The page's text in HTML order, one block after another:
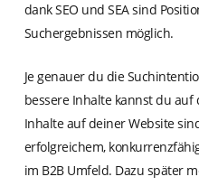
dank SEO und SEA sind
Suchergebnissen möglich.
Je genauer du die
bessere Inhalte kannst du
Inhalte auf deiner Website
erfolgreichem,
im B2B Umfeld. Dazu später